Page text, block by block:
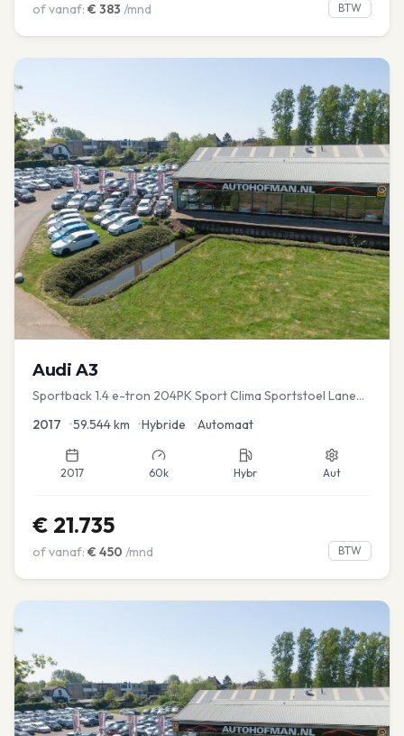
of vanaf: € 383 /mnd BTW
Audi A3
Sportback 1.4 e-tron 204PK Sport Clima Sportstoel Lane
2017 •59.544km •Hybride •Automaat
2017 60k Hybr Aut
€ 21.735
of vanaf: € 450 /mnd BTW